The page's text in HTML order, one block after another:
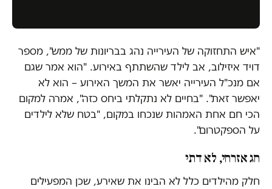
"איש התחזוקה של העירייה נהג בבריונות של ממש", מספר
דויד איזילוב, אב לילד שהשתתף באירוע. "הוא אמר שגם
אם מנכ"ל העירייה יאשר את המשך האירוע – הוא לא
יאפשר זאת". "בחיים לא נתקלתי ביחס כזה", אמרה למקום
הכי חם אחת האמהות שנכחו במקום, "בטח שלא לילדים
על הספקטרום".
חג אזרחי, לא דתי
חלק מהילדים כלל לא הבינו את שאירע, שכן המפעילים